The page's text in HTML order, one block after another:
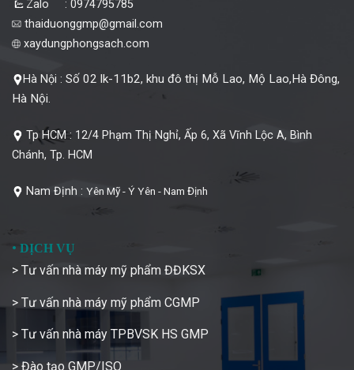
Zalo : 0974795785
thaiduonggmp@gmail.com
xaydungphongsach.com
Hà Nội : Số 02 lk-11b2, khu đô thị Mỗ Lao, Mộ Lao,Hà Đông,
Hà Nội.
Tp HCM : 12/4 Phạm Thị Nghỉ, Ấp 6, Xã Vĩnh Lộc A, Bình
Chánh, Tp. HCM
Nam Định : Yên Mỹ - Ý Yên - Nam Định
• DỊCH VỤ
> Tư vấn nhà máy mỹ phẩm ĐĐKSX
> Tư vấn nhà máy mỹ phẩm CGMP
> Tư vấn nhà máy TPBVSK HS GMP
> Đào tạo GMP/ISO